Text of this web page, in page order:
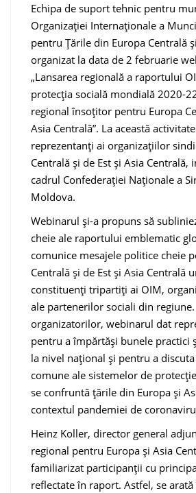
Echipa de suport tehnic pentru
Organizației Internaționale a
pentru Țările din Europa Centrală
organizat la data de 2 februarie
„Lansarea regională a raportului
protecția socială mondială 2020-
regional însoțitor pentru Europa
Asia Centrală”. La această
reprezentanți ai organizațiilor
Centrală și de Est și Asia Centrală,
cadrul Confederației Naționale a
Moldova.
Webinarul și-a propuns să
cheie ale raportului emblematic
comunice mesajele politice cheie
Centrală și de Est și Asia Centrală
constituenți tripartiți ai OIM,
ale partenerilor sociali din
organizatorilor, webinarul dat
pentru a împărtăși bunele practici
la nivel național și pentru a
comune ale sistemelor de
se confruntă țările din Europa și
contextul pandemiei de
Heinz Koller, director general
regional pentru Europa și Asia
familiarizat participanții cu
reflectate în raport. Astfel, se